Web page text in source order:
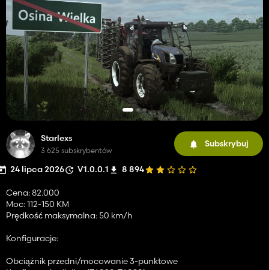
Starlexs
3 625 subskrybentów
Subskrybuj
24 lipca 2026 V1.0.0.1 8 894
Cena: 82.000
Moc: 112-150 KM
Prędkość maksymalna: 50 km/h
Konfiguracje:
Obciążnik przedni/mocowanie 3-punktowe